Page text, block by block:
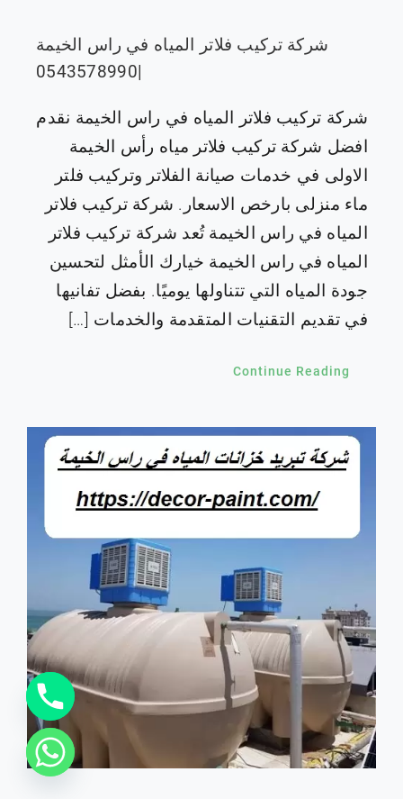
شركة تركيب فلاتر المياه في راس الخيمة
|0543578990
شركة تركيب فلاتر المياه في راس الخيمة نقدم
افضل شركة تركيب فلاتر مياه رأس الخيمة
الاولى في خدمات صيانة الفلاتر وتركيب فلتر
ماء منزلى بارخص الاسعار. شركة تركيب فلاتر
المياه في راس الخيمة تُعد شركة تركيب فلاتر
المياه في راس الخيمة خيارك الأمثل لتحسين
جودة المياه التي تتناولها يوميًا. بفضل تفانيها
في تقديم التقنيات المتقدمة والخدمات […]
Continue Reading